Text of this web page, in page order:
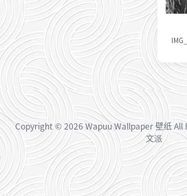
Copyright© 2026Wapuu Wallpaper 壁纸All
文派